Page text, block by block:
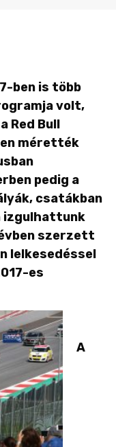
ben is több
volt,
Red Bull
mérették
pedig a
csatákban
izgulhattunk
szerzett
lelkesedéssel
es
A